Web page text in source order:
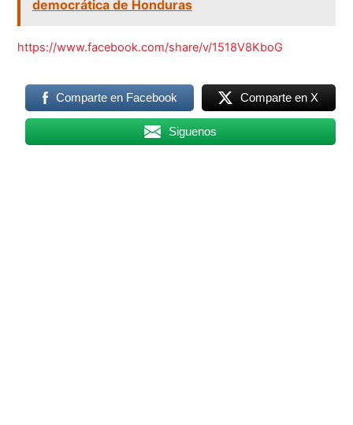
democrática de Honduras
https://www.facebook.com/share/v/1518V8KboG
Comparte en Facebook Comparte en X
Siguenos